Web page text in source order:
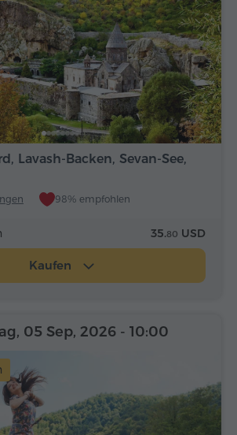
Lavash-Backen, Sevan-See,
98% empfohlen
35.80 USD
Kaufen
05 Sep, 2026 - 10:00